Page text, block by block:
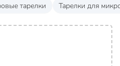
тарелки Тарелки для